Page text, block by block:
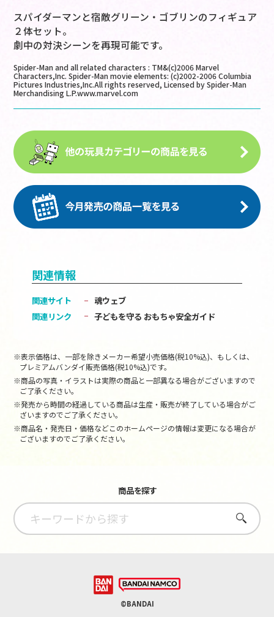
スパイダーマンと宿敵グリーン・ゴブリンのフィギュア
２体セット。
劇中の対決シーンを再現可能です。
Spider-Man and all related characters : TM&(c)2006 Marvel
Characters,Inc. Spider-Man movie elements: (c)2002-2006 Columbia
Pictures Industries,Inc.All rights reserved, Licensed by Spider-Man
Merchandising L.P.www.marvel.com
関連情報
関連サイト
魂ウェブ
関連リンク
子どもを守る おもちゃ安全ガイド
※表示価格は、一部を除きメーカー希望小売価格(税10%込)、もしくは、
プレミアムバンダイ販売価格(税10%込)です。
※商品の写真・イラストは実際の商品と一部異なる場合がございますので
ご了承ください。
※発売から時間の経過している商品は生産・販売が終了している場合がご
ざいますのでご了承ください。
※商品名・発売日・価格などこのホームページの情報は変更になる場合が
ございますのでご了承ください。
商品を探す
さがす
©BANDAI